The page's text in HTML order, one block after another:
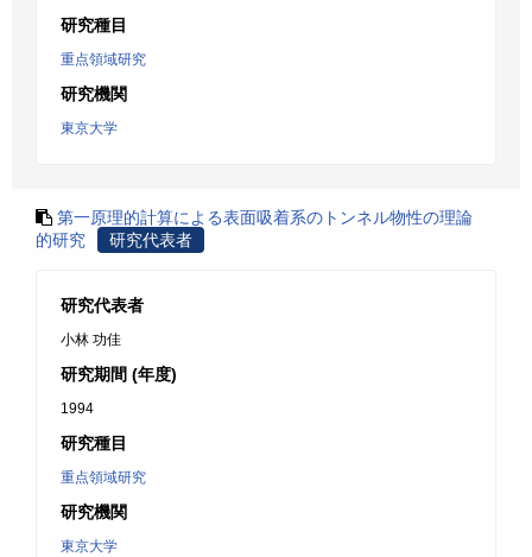
研究種目
重点領域研究
研究機関
東京大学
第一原理的計算による表面吸着系のトンネル物性の理論
的研究
研究代表者
研究代表者
小林 功佳
研究期間 (年度)
1994
研究種目
重点領域研究
研究機関
東京大学